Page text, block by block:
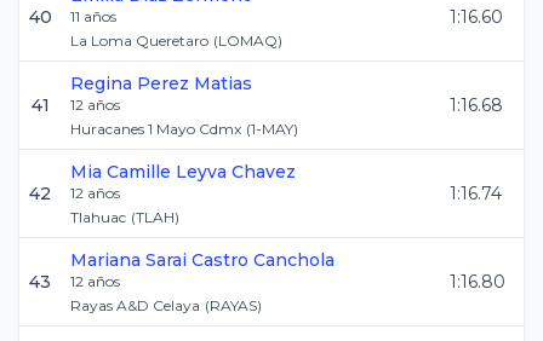
40 11 años
La Loma Queretaro (LOMAQ)
1:16.60
41
Regina Perez Matias
12 años
Huracanes 1 Mayo Cdmx (1-MAY)
1:16.68
42
Mia Camille Leyva Chavez
12 años
Tlahuac (TLAH)
1:16.74
43
Mariana Sarai Castro Canchola
12 años
Rayas A&D Celaya (RAYAS)
1:16.80